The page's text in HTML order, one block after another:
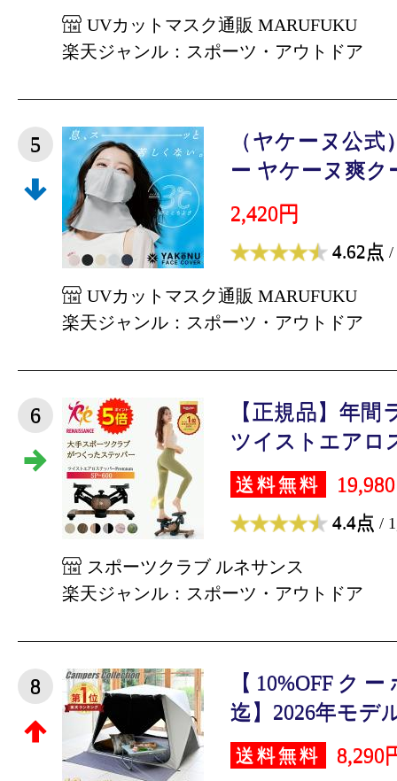
UVカットマスク通販 MARUFUKU
楽天ジャンル：スポーツ・アウトドア
5
（ヤケーヌ公
ー ヤケーヌ爽ク
2,420円
4.62点 /
UVカットマスク通販 MARUFUKU
楽天ジャンル：スポーツ・アウトドア
6
【正規品】年
ツイストエアロ
送料無料
4.4点 /
スポーツクラブ ルネサンス
楽天ジャンル：スポーツ・アウトドア
8
【10%OFFク
迄】2026年モデ
送料無料 8,290